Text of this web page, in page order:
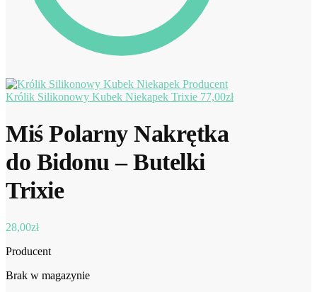
Królik Silikonowy Kubek Niekapek Trixie 77,00zł
Miś Polarny Nakrętka
do Bidonu – Butelki
Trixie
28,00zł
Producent
Brak w magazynie